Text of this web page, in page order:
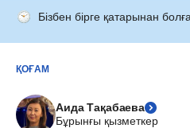
Бізбен бірге қатарынан
ҚОҒАМ
Аида Тақабаева
Бұрынғы қызметкер